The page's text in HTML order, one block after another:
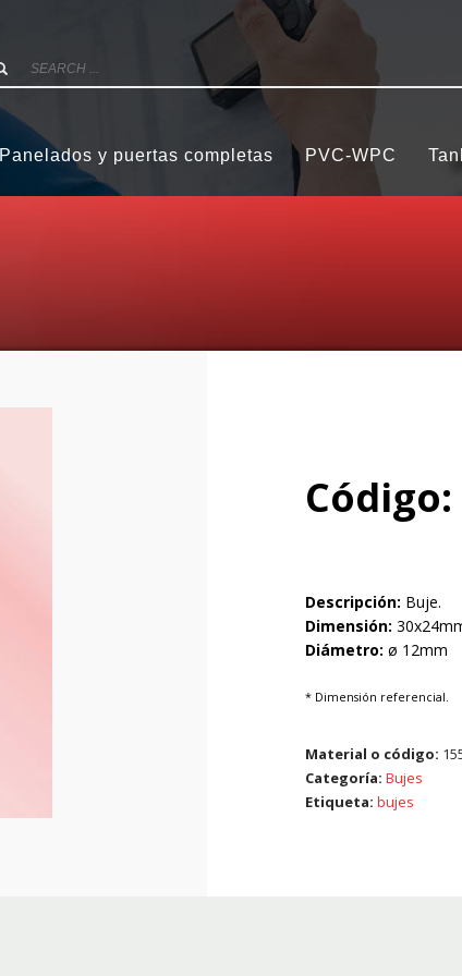
Panelados y puertas completas PVC-WPC
Descripción: Buje.
Dimensión:
Diámetro: ø 12mm
* Dimensión referencial.
Material o código:
Categoría: Bujes
Etiqueta: bujes